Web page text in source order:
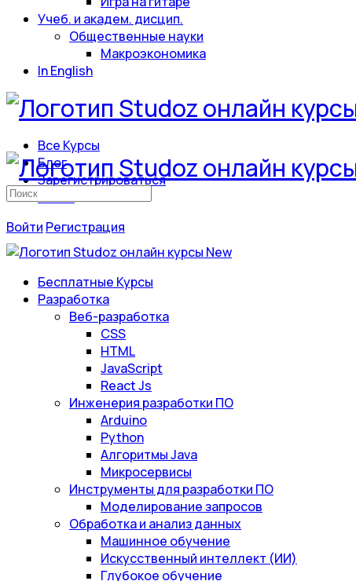
Учеб. и академ. дисцип.
Общественные науки
Макроэкономика
In English
Все Курсы
Блог
Зарегистрироваться
Войти
Войти Регистрация
Искать:
Бесплатные Курсы
Разработка
Веб-разработка
CSS
HTML
JavaScript
React Js
Инженерия разработки ПО
Arduino
Python
Алгоритмы Java
Микросервисы
Инструменты для разработки ПО
Моделирование запросов
Обработка и анализ данных
Машинное обучение
Искусственный интеллект (ИИ)
Глубокое обучение